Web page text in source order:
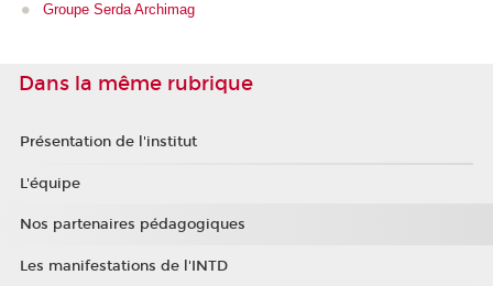
Groupe Serda Archimag
Dans la même rubrique
Présentation de l'institut
L'équipe
Nos partenaires pédagogiques
Les manifestations de l'INTD